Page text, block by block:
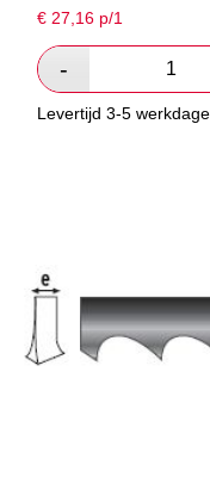
€27,16 p/1
Levertijd 3-5